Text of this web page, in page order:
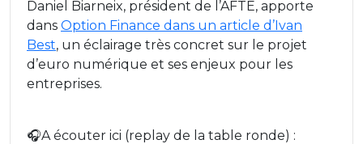
Daniel Biarneix, président de l’AFTE, apporte
dans Option Finance dans un article d’Ivan
Best, un éclairage très concret sur le projet
d’euro numérique et ses enjeux pour les
entreprises.
🎧A écouter ici (replay de la table ronde) :